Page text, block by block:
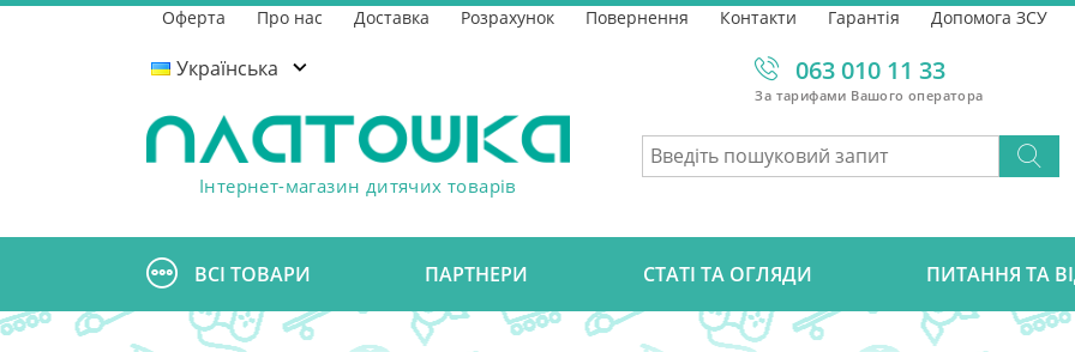
Оферта Про нас Доставка Розрахунок Повернення Контакти Гарантія Допомога ЗСУ
Українська 063 010 11 33
За тарифами Вашого оператора
Інтернет-магазин дитячих товарів
ВСІ ТОВАРИ ПАРТНЕРИ СТАТІ ТА ОГЛЯДИ ПИТАННЯ ТА